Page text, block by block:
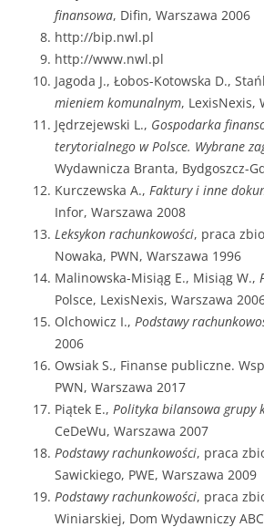
finansowa, Difin, Warszawa 2006
http://bip.nwl.pl
http://www.nwl.pl
Jagoda J., Łobos-Kotowska D.,
mieniem komunalnym, LexisNexis,
Jędrzejewski L., Gospodarka
terytorialnego w Polsce. Wybrane
Wydawnicza Branta, Bydgoszcz-
Kurczewska A., Faktury i inne
Infor, Warszawa 2008
Leksykon rachunkowości, praca
Nowaka, PWN, Warszawa 1996
Malinowska-Misiąg E., Misiąg W.,
Polsce, LexisNexis, Warszawa
Olchowicz I., Podstawy
2006
Owsiak S., Finanse publiczne.
PWN, Warszawa 2017
Piątek E., Polityka bilansowa grupy
CeDeWu, Warszawa 2007
Podstawy rachunkowości, praca
Sawickiego, PWE, Warszawa 2009
Podstawy rachunkowości, praca
Winiarskiej, Dom Wydawniczy